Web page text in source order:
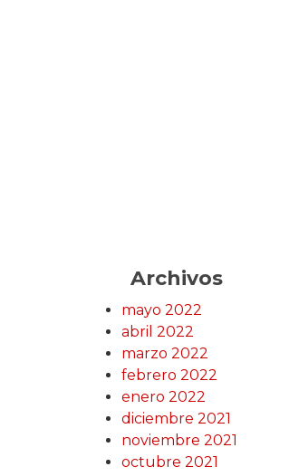
Archivos
mayo 2022
abril 2022
marzo 2022
febrero 2022
enero 2022
diciembre 2021
noviembre 2021
octubre 2021